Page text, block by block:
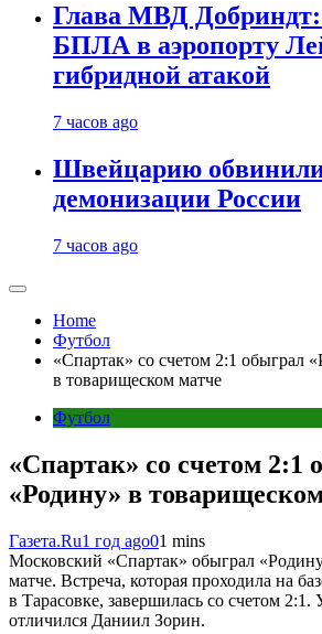
Глава МВД Добриндт:
БПЛА в аэропорту
гибридной атакой
7 часов ago
Швейцарию
демонизации России
7 часов ago
Home
Футбол
«Спартак» со счетом 2:1 обыграл
в товарищеском матче
Футбол
«Спартак» со счетом 2:1
«Родину» в
Газета.Ru1 год ago01 mins
Московский «Спартак» обыграл
матче. Встреча, которая проходила на
в Тарасовке, завершилась со счетом
отличился Даниил Зорин.